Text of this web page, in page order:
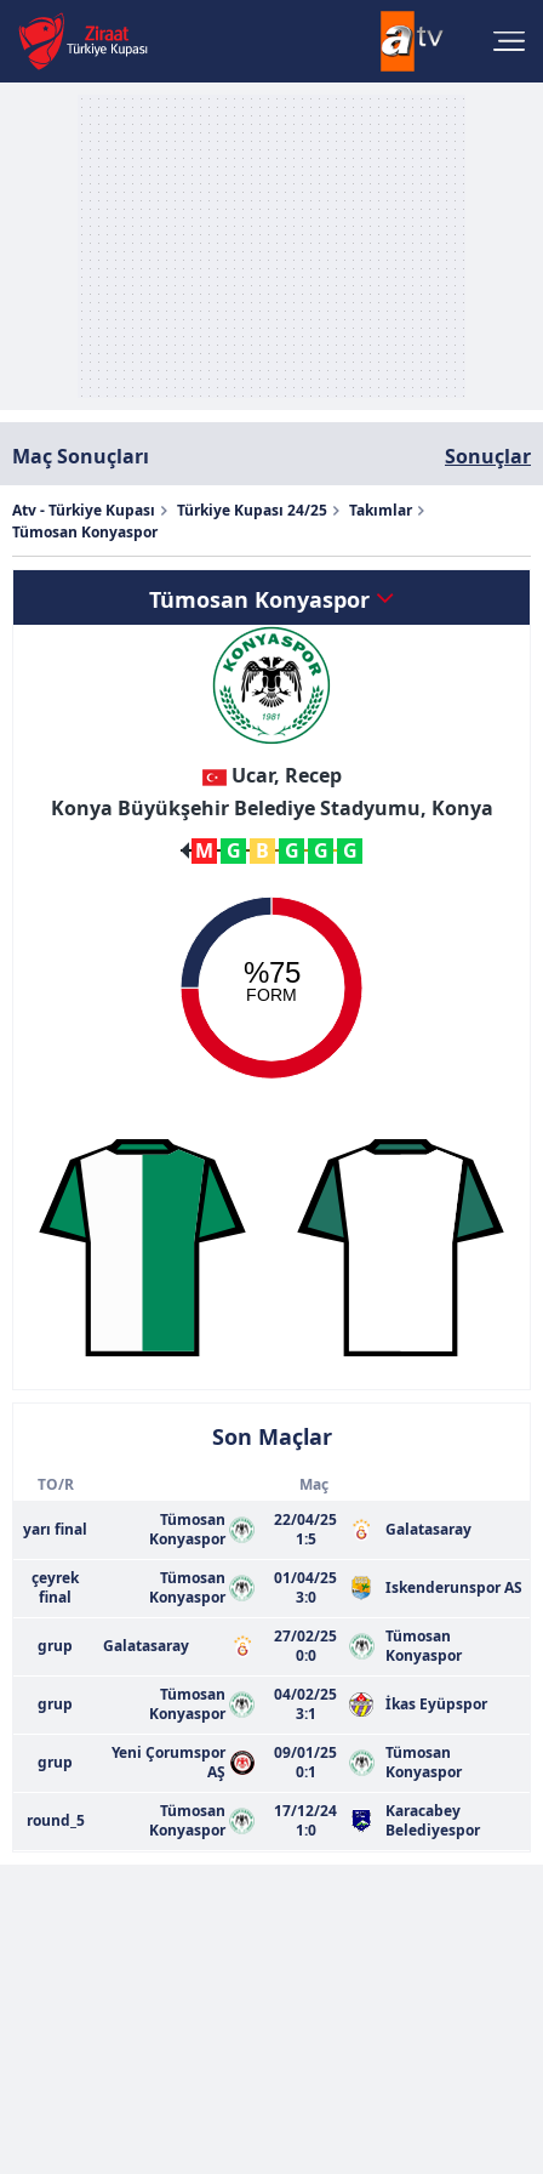
Maç Sonuçları Sonuçlar
Atv - Türkiye Kupası Türkiye Kupası 24/25
Takımlar
Tümosan Konyaspor
Tümosan Konyaspor
Ucar, Recep
Konya Büyükşehir Belediye Stadyumu, Konya
M G B G G G
%75
FORM
Son Maçlar
TO/R Maç
yarı final
Tümosan
Konyaspor
22/04/25
1:5
Galatasaray
çeyrek
final
Tümosan
Konyaspor
01/04/25
3:0
Iskenderunspor AS
grup Galatasaray
27/02/25
0:0
Tümosan
Konyaspor
grup
Tümosan
Konyaspor
04/02/25
3:1
İkas Eyüpspor
grup
Yeni Çorumspor
AŞ
09/01/25
0:1
Tümosan
Konyaspor
round_5
Tümosan
Konyaspor
17/12/24
1:0
Karacabey
Belediyespor